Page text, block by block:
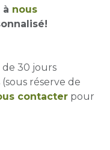
à nous
de 30 jours
réserve de
contacter pour